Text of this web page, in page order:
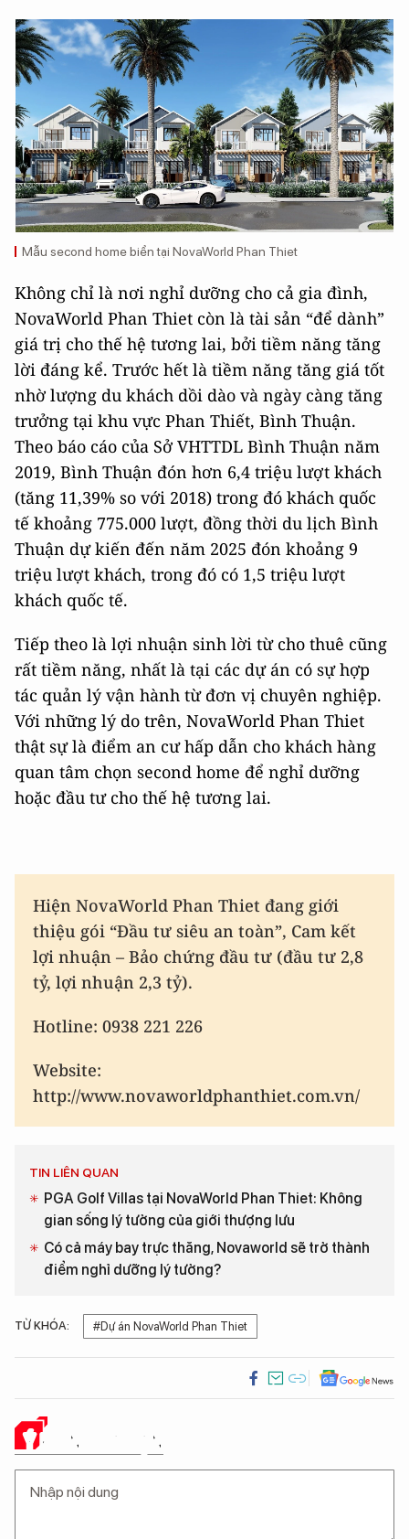
Mẫu second home biển tại NovaWorld Phan Thiet
Không chỉ là nơi nghỉ dưỡng cho cả gia đình,
NovaWorld Phan Thiet còn là tài sản “để dành”
giá trị cho thế hệ tương lai, bởi tiềm năng tăng
lời đáng kể. Trước hết là tiềm năng tăng giá tốt
nhờ lượng du khách dồi dào và ngày càng tăng
trưởng tại khu vực Phan Thiết, Bình Thuận.
Theo báo cáo của Sở VHTTDL Bình Thuận năm
2019, Bình Thuận đón hơn 6,4 triệu lượt khách
(tăng 11,39% so với 2018) trong đó khách quốc
tế khoảng 775.000 lượt, đồng thời du lịch Bình
Thuận dự kiến đến năm 2025 đón khoảng 9
triệu lượt khách, trong đó có 1,5 triệu lượt
khách quốc tế.
Tiếp theo là lợi nhuận sinh lời từ cho thuê cũng
rất tiềm năng, nhất là tại các dự án có sự hợp
tác quản lý vận hành từ đơn vị chuyên nghiệp.
Với những lý do trên, NovaWorld Phan Thiet
thật sự là điểm an cư hấp dẫn cho khách hàng
quan tâm chọn second home để nghỉ dưỡng
hoặc đầu tư cho thế hệ tương lai.
Hiện NovaWorld Phan Thiet đang giới
thiệu gói “Đầu tư siêu an toàn”, Cam kết
lợi nhuận – Bảo chứng đầu tư (đầu tư 2,8
tỷ, lợi nhuận 2,3 tỷ).
Hotline: 0938 221 226
Website:
http://www.novaworldphanthiet.com.vn/
TIN LIÊN QUAN
PGA Golf Villas tại NovaWorld Phan Thiet: Không
gian sống lý tưởng của giới thượng lưu ​
Có cả máy bay trực thăng, Novaworld sẽ trở thành
điểm nghỉ dưỡng lý tưởng?
TỪ KHÓA: #Dự án NovaWorld Phan Thiet
Ý KIẾN CỦA BẠN